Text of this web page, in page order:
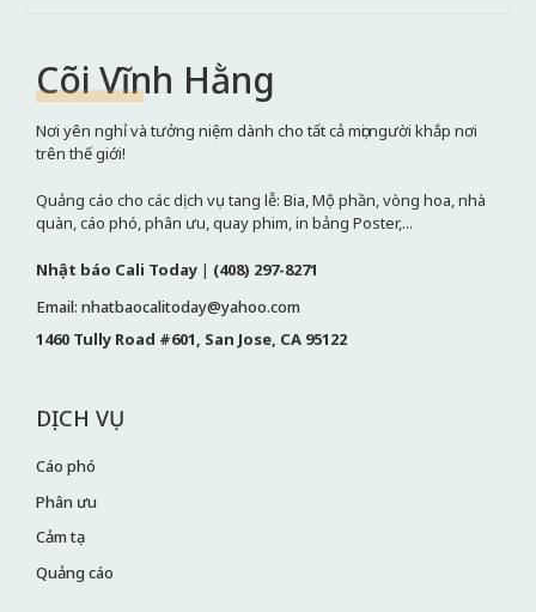
Cõi Vĩnh Hằng
Nơi yên nghỉ và tưởng niệm dành cho tất cả mọi người khắp nơi
trên thế giới!
Quảng cáo cho các dịch vụ tang lễ: Bia, Mộ phần, vòng hoa, nhà
quàn, cáo phó, phân ưu, quay phim, in bảng Poster,...
Nhật báo Cali Today | (408) 297-8271
Email: nhatbaocalitoday@yahoo.com
1460 Tully Road #601, San Jose, CA 95122
DỊCH VỤ
Cáo phó
Phân ưu
Cảm tạ
Quảng cáo